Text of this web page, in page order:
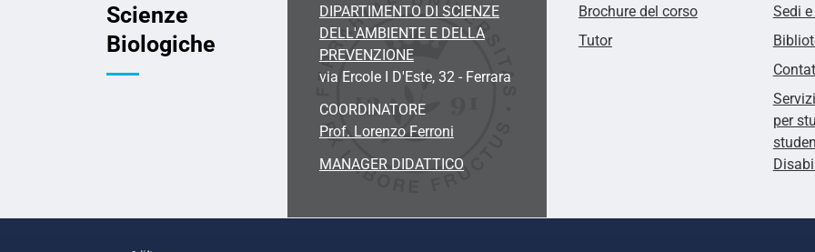
Scienze
Biologiche
DIPARTIMENTO DI SCIENZE
DELL'AMBIENTE E DELLA
PREVENZIONE
via Ercole I D'Este, 32 - Ferrara
COORDINATORE
Prof. Lorenzo Ferroni
MANAGER DIDATTICO
Brochure del corso
Tutor
Sedi
Servizi
per